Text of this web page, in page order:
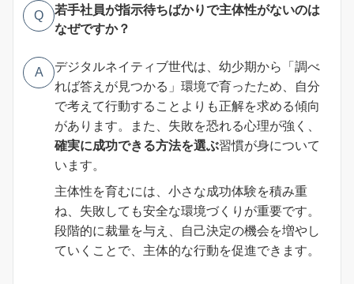
Q
若手社員が指示待ちばかりで主体性がないのは
なぜですか？
A
デジタルネイティブ世代は、幼少期から「調べ
れば答えが見つかる」環境で育ったため、自分
で考えて行動することよりも正解を求める傾向
があります。また、失敗を恐れる心理が強く、
確実に成功できる方法を選ぶ習慣が身について
います。
主体性を育むには、小さな成功体験を積み重
ね、失敗しても安全な環境づくりが重要です。
段階的に裁量を与え、自己決定の機会を増やし
ていくことで、主体的な行動を促進できます。